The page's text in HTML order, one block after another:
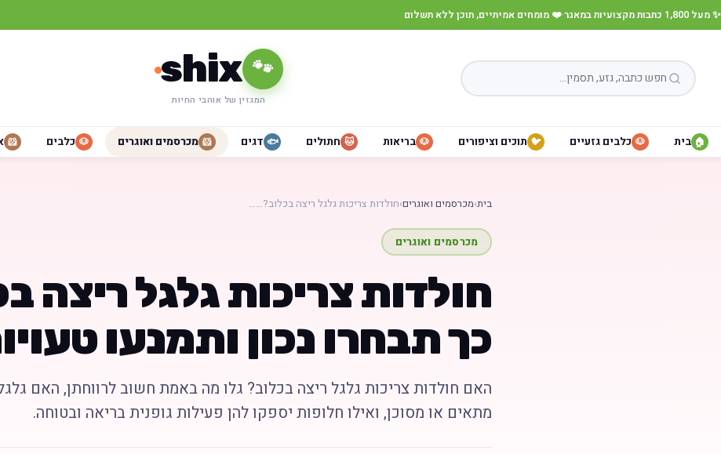
✨ מעל 1,800 כתבות מקצועיות במאגר ·❤️ מומחים אמיתיים, תוכן ללא תשלום
🐾
shix
המגזין של אוהבי החיות
🏠 בית 🐶 כלבים גזעיים 🐦 תוכים וציפורים 🐶 בריאות 🐱 חתולים 🐟 דגים 🐹 מכרסמים ואוגרים 🐶 כלבים 🐹
בית›מכרסמים ואוגרים›חולדות צריכות גלגל ריצה בכלוב?……
מכרסמים ואוגרים
חולדות צריכות גלגל ריצה
כך תבחרו נכון ותמנעו
האם חולדות צריכות גלגל ריצה בכלוב? גלו מה באמת חשוב לרווחתן, האם
מתאים או מסוכן, ואילו חלופות יספקו להן פעילות גופנית בריאה ובטוחה.